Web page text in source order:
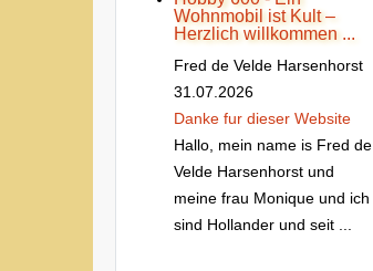
Wohnmobil ist Kult –
Herzlich willkommen ...
Fred de Velde Harsenhorst
31.07.2026
Danke fur dieser Website
Hallo, mein name is Fred de
Velde Harsenhorst und
meine frau Monique und ich
sind Hollander und seit ...